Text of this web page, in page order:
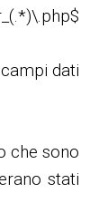
dati
che sono
stati